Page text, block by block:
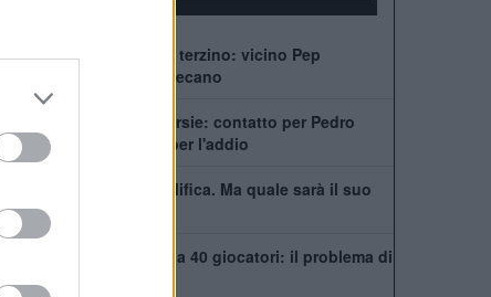
Chelsea, ecco il nuovo terzino: vicino Pep
Chavarría dal Rayo Vallecano
City scatenato sulle corsie: contatto per Pedro
Neto, Savinho spinge per l'addio
Mudryk, stop alla squalifica. Ma quale sarà il suo
futuro al Chelsea?
Chelsea, rosa infinita da 40 giocatori: il problema di